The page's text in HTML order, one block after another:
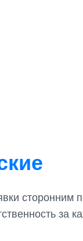
сторонним
за